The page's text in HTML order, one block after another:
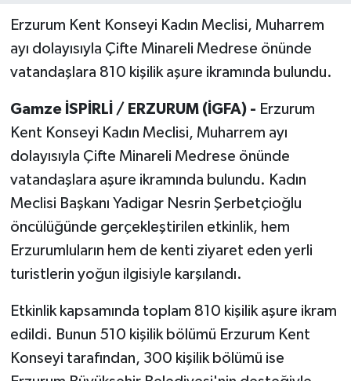
Erzurum Kent Konseyi Kadın Meclisi, Muharrem
ayı dolayısıyla Çifte Minareli Medrese önünde
vatandaşlara 810 kişilik aşure ikramında bulundu.
Gamze İSPİRLİ / ERZURUM (İGFA) - Erzurum
Kent Konseyi Kadın Meclisi, Muharrem ayı
dolayısıyla Çifte Minareli Medrese önünde
vatandaşlara aşure ikramında bulundu. Kadın
Meclisi Başkanı Yadigar Nesrin Şerbetçioğlu
öncülüğünde gerçekleştirilen etkinlik, hem
Erzurumluların hem de kenti ziyaret eden yerli
turistlerin yoğun ilgisiyle karşılandı.
Etkinlik kapsamında toplam 810 kişilik aşure ikram
edildi. Bunun 510 kişilik bölümü Erzurum Kent
Konseyi tarafından, 300 kişilik bölümü ise